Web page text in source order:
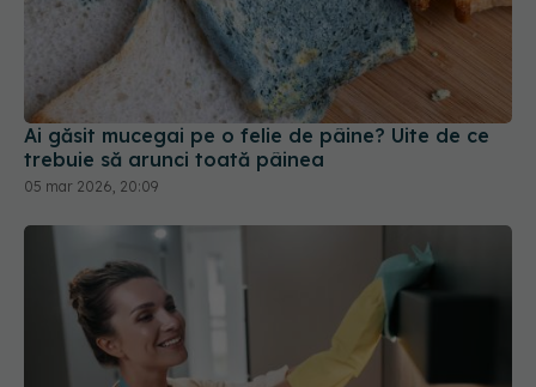
Ai găsit mucegai pe o felie de pâine? Uite de ce
trebuie să arunci toată pâinea
05 mar 2026, 20:09